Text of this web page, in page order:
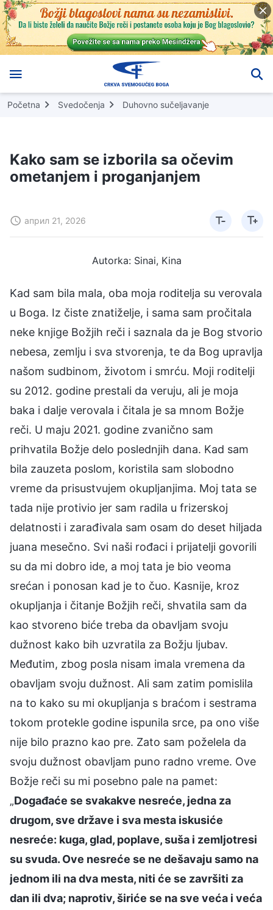
Početna Svedočenja Duhovno sučeljavanje
Kako sam se izborila sa očevim
ometanjem i proganjanjem
април 21, 2026
Autorka: Sinai, Kina
Kad sam bila mala, oba moja roditelja su verovala
u Boga. Iz čiste znatiželje, i sama sam pročitala
neke knjige Božjih reči i saznala da je Bog stvorio
nebesa, zemlju i sva stvorenja, te da Bog upravlja
našom sudbinom, životom i smrću. Moji roditelji
su 2012. godine prestali da veruju, ali je moja
baka i dalje verovala i čitala je sa mnom Božje
reči. U maju 2021. godine zvanično sam
prihvatila Božje delo poslednjih dana. Kad sam
bila zauzeta poslom, koristila sam slobodno
vreme da prisustvujem okupljanjima. Moj tata se
tada nije protivio jer sam radila u frizerskoj
delatnosti i zarađivala sam osam do deset hiljada
juana mesečno. Svi naši rođaci i prijatelji govorili
su da mi dobro ide, a moj tata je bio veoma
srećan i ponosan kad je to čuo. Kasnije, kroz
okupljanja i čitanje Božjih reči, shvatila sam da
kao stvoreno biće treba da obavljam svoju
dužnost kako bih uzvratila za Božju ljubav.
Međutim, zbog posla nisam imala vremena da
obavljam svoju dužnost. Ali sam zatim pomislila
na to kako su mi okupljanja s braćom i sestrama
tokom protekle godine ispunila srce, pa ono više
nije bilo prazno kao pre. Zato sam poželela da
svoju dužnost obavljam puno radno vreme. Ove
Božje reči su mi posebno pale na pamet:
„Događaće se svakakve nesreće, jedna za
drugom, sve države i sva mesta iskusiće
nesreće: kuga, glad, poplave, suša i zemljotresi
su svuda. Ove nesreće se ne dešavaju samo na
jednom ili na dva mesta, niti će se završiti za
dan ili dva; naprotiv, širiće se na sve veća i veća